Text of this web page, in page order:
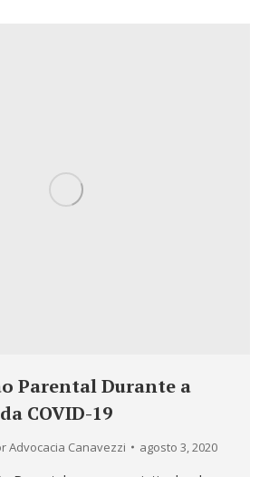
Parental Durante a
COVID-19
Advocacia Canavezzi agosto 3, 2020